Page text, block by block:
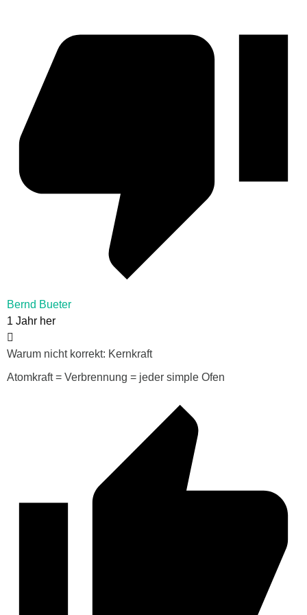
Bernd Bueter
1 Jahr her
Warum nicht korrekt: Kernkraft
Atomkraft = Verbrennung = jeder simple Ofen